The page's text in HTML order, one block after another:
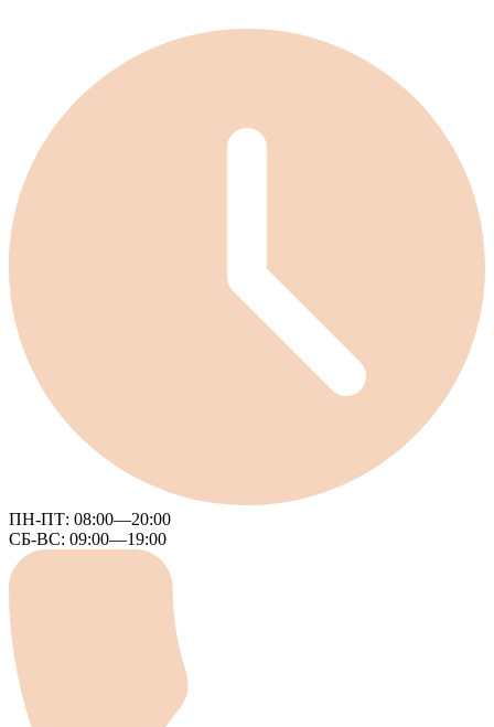
ПН-ПТ: 08:00—20:00
СБ-ВС: 09:00—19:00